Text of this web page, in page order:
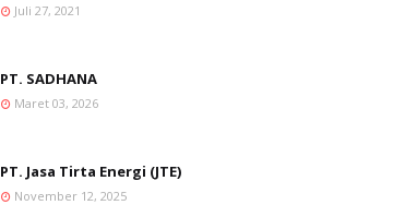
Juli 27, 2021
PT. SADHANA
Maret 03, 2026
PT. Jasa Tirta Energi (JTE)
November 12, 2025